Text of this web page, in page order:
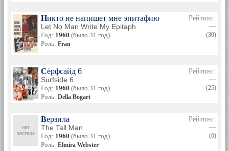
Никто не напишет мне эпитафию
Let No Man Write My Epitaph
Год: 1960 (было 31 год)
Роль: Fran
Рейтинг:
—
(30)
Сёрфсайд 6
Surfside 6
Год: 1960 (было 31 год)
Роль: Della Bogart
Рейтинг:
—
(25)
Верзила
The Tall Man
Год: 1960 (было 31 год)
Роль: Elmira Webster
Рейтинг:
—
(0)